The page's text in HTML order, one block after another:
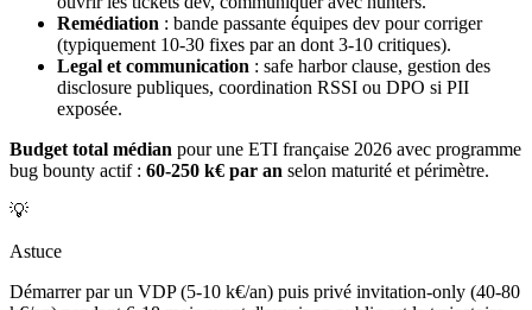
Remédiation : bande passante équipes dev pour corriger
(typiquement 10-30 fixes par an dont 3-10 critiques).
Legal et communication : safe harbor clause, gestion des
disclosure publiques, coordination RSSI ou DPO si PII
exposée.
Budget total médian pour une ETI française 2026 avec programme
bug bounty actif : 60-250 k€ par an selon maturité et périmètre.
💡
Astuce
Démarrer par un VDP (5-10 k€/an) puis privé invitation-only (40-80